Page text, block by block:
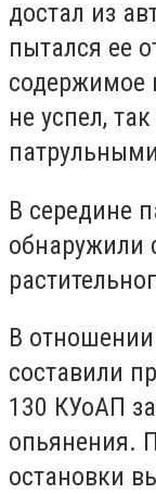
достал из
пытался ее
содержимое
не успел,
В середине
обнаружили
В
составили
130 КУоАП
опьянения.
остановки